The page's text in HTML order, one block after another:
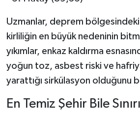
Uzmanlar, deprem
kirliliğin en büyük nedeninin
yıkımlar, enkaz kaldırma
yoğun toz, asbest riski ve
yarattığı sirkülasyon olduğunu
En Temiz Şehir Bile